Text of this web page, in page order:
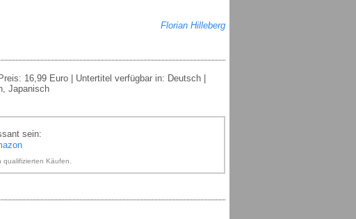
Florian Hilleberg
16,99 Euro | Untertitel verfügbar in: Deutsch |
Japanisch
sein:
qualifizierten Käufen.